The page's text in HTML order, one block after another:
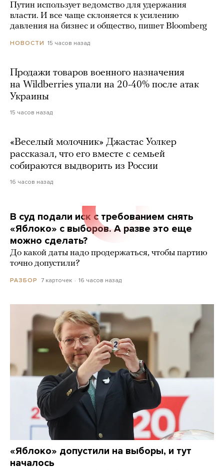
Путин использует ведомство для удержания
власти. И все чаще склоняется к усилению
давления на бизнес и общество, пишет Bloomberg
НОВОСТИ 15 часов назад
Продажи товаров военного назначения
на Wildberries упали на 20-40% после атак
Украины
15 часов назад
«Веселый молочник» Джастас Уолкер
рассказал, что его вместе с семьей
собираются выдворить из России
16 часов назад
В суд подали иск с требованием снять
«Яблоко» с выборов. А разве это еще
можно сделать?
До какой даты надо продержаться, чтобы партию
точно допустили?
РАЗБОР 7 карточек 16 часов назад
«Яблоко» допустили на выборы, и тут
началось